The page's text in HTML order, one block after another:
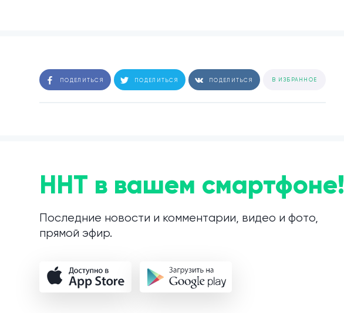
ПОДЕЛИТЬСЯ ПОДЕЛИТЬСЯ ПОДЕЛИТЬСЯ В ИЗБРАННОЕ
ННТ в вашем смартфоне!
Последние новости и комментарии, видео и фото,
прямой эфир.